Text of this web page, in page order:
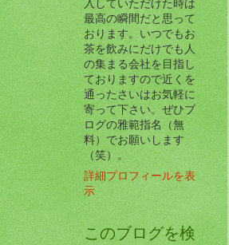
最高の瞬間だと思って
おります。いつでもお
茶を飲みにだけでも人
の集まる会社を目指し
ておりますので近くを
通ったさいはお気軽に
寄って下さい。ぜひブ
ログの雅範指名（無
料）でお願いします
（笑）。
詳細プロフィールを表
示
このブログを検